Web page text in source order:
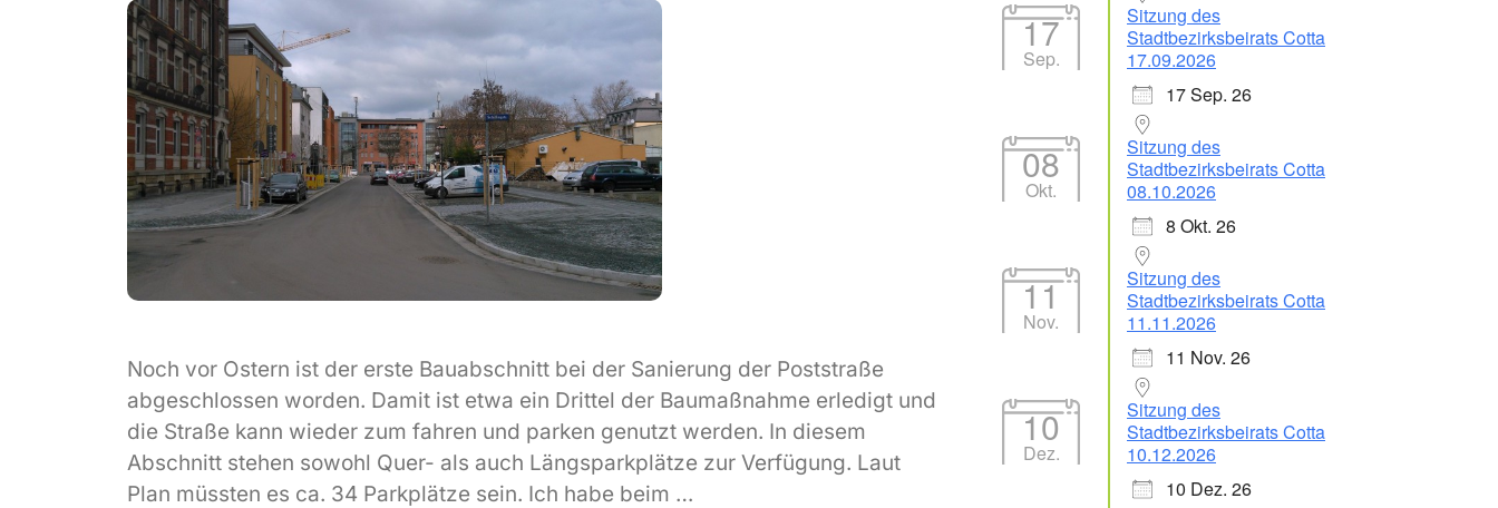
Noch vor Ostern ist der erste Bauabschnitt bei der Sanierung der Poststraße
abgeschlossen worden. Damit ist etwa ein Drittel der Baumaßnahme erledigt und
die Straße kann wieder zum fahren und parken genutzt werden. In diesem
Abschnitt stehen sowohl Quer- als auch Längsparkplätze zur Verfügung. Laut
Plan müssten es ca. 34 Parkplätze sein. Ich habe beim …
17
Sep.
Sitzung des
Stadtbezirksbeirats Cotta
17.09.2026
17 Sep. 26
08
Okt.
Sitzung des
Stadtbezirksbeirats Cotta
08.10.2026
8 Okt. 26
11
Nov.
Sitzung des
Stadtbezirksbeirats Cotta
11.11.2026
11 Nov. 26
10
Dez.
Sitzung des
Stadtbezirksbeirats Cotta
10.12.2026
10 Dez. 26